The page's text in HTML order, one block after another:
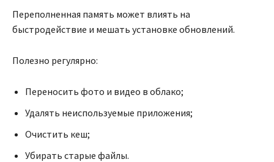
Переполненная память может влиять на
быстродействие и мешать установке обновлений.
Полезно регулярно:
Переносить фото и видео в облако;
Удалять неиспользуемые приложения;
Очистить кеш;
Убирать старые файлы.